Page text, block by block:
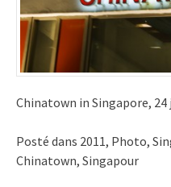
Chinatown in Singapore, 24
Posté dans 2011, Photo,
Chinatown, Singapour